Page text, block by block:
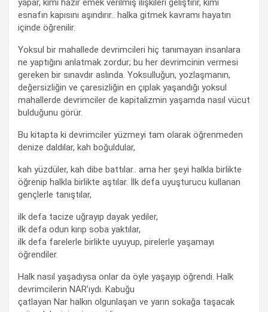
yapar, kimi hazır emek verilmiş ilişkileri geliştirir, kimi
esnafın kapısını aşındırır.. halka gitmek kavramı hayatın
içinde öğrenilir.
Yoksul bir mahallede devrimcileri hiç tanımayan insanlara
ne yaptığını anlatmak zordur; bu her devrimcinin vermesi
gereken bir sınavdır aslında. Yoksulluğun, yozlaşmanın,
değersizliğin ve çaresizliğin en çıplak yaşandığı yoksul
mahallerde devrimciler de kapitalizmin yaşamda nasıl vücut
bulduğunu görür.
Bu kitapta ki devrimciler yüzmeyi tam olarak öğrenmeden
denize daldılar, kah boğuldular,
kah yüzdüler, kah dibe battılar.. ama her şeyi halkla birlikte
öğrenip halkla birlikte aştılar. İlk defa uyuşturucu kullanan
gençlerle tanıştılar,
ilk defa tacize uğrayıp dayak yediler,
ilk defa odun kırıp soba yaktılar,
ilk defa farelerle birlikte uyuyup, pirelerle yaşamayı
öğrendiler.
Halk nasıl yaşadıysa onlar da öyle yaşayıp öğrendi. Halk
devrimcilerin NAR’ıydı. Kabuğu
çatlayan Nar halkın olgunlaşan ve yarın sokağa taşacak